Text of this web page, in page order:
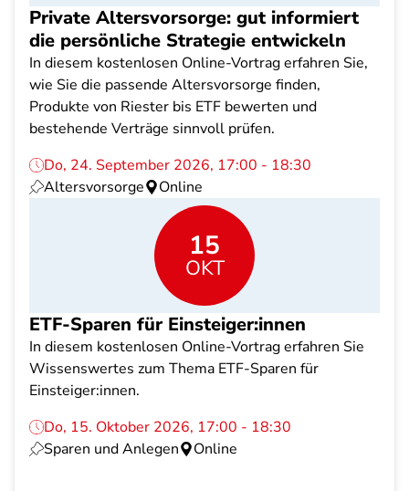
Private Altersvorsorge: gut informiert
die persönliche Strategie entwickeln
In diesem kostenlosen Online-Vortrag erfahren Sie,
wie Sie die passende Altersvorsorge finden,
Produkte von Riester bis ETF bewerten und
bestehende Verträge sinnvoll prüfen.
Do, 24. September 2026, 17:00 - 18:30
Altersvorsorge
Online
15
OKT
ETF-Sparen für Einsteiger:innen
In diesem kostenlosen Online-Vortrag erfahren Sie
Wissenswertes zum Thema ETF-Sparen für
Einsteiger:innen.
Do, 15. Oktober 2026, 17:00 - 18:30
Sparen und Anlegen
Online